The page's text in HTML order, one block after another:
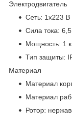
Электродвигатель
Сеть: 1х223 В
Сила тока:
Мощность: 1
Тип защиты:
Материал
Материал
Материал
Ротор: